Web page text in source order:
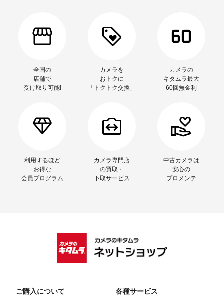
全国の
店舗で
受け取り可能!
カメラを
おトクに
「トクトク交換」
カメラの
キタムラ最大
60回無金利
利用するほど
お得な
会員プログラム
カメラ専門店
の買取・
下取サービス
中古カメラは
安心の
プロメンテ
ご購入について 各種サービス